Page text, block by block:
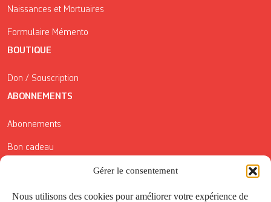
Gérer le consentement
Nous utilisons des cookies pour améliorer votre expérience de
Naissances et Mortuaires
Formulaire Mémento
BOUTIQUE
Don / Souscription
ABONNEMENTS
Abonnements
Bon cadeau
Conditions générales de vente
Réductions de la Carte Côté Courrier